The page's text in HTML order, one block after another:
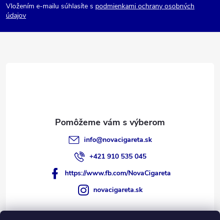
t
Vložením e-mailu súhlasíte s podmienkami ochrany osobných
údajov
info@novacigareta.sk
+421 910 535 045
https://www.fb.com/NovaCigareta
novacigareta.sk